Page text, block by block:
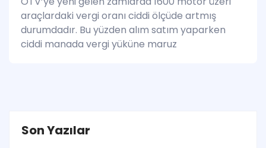
araçlardaki vergi oranı ciddi ölçüde artmış
durumdadır. Bu yüzden alım satım yaparken
ciddi manada vergi yüküne maruz
Son Yazılar